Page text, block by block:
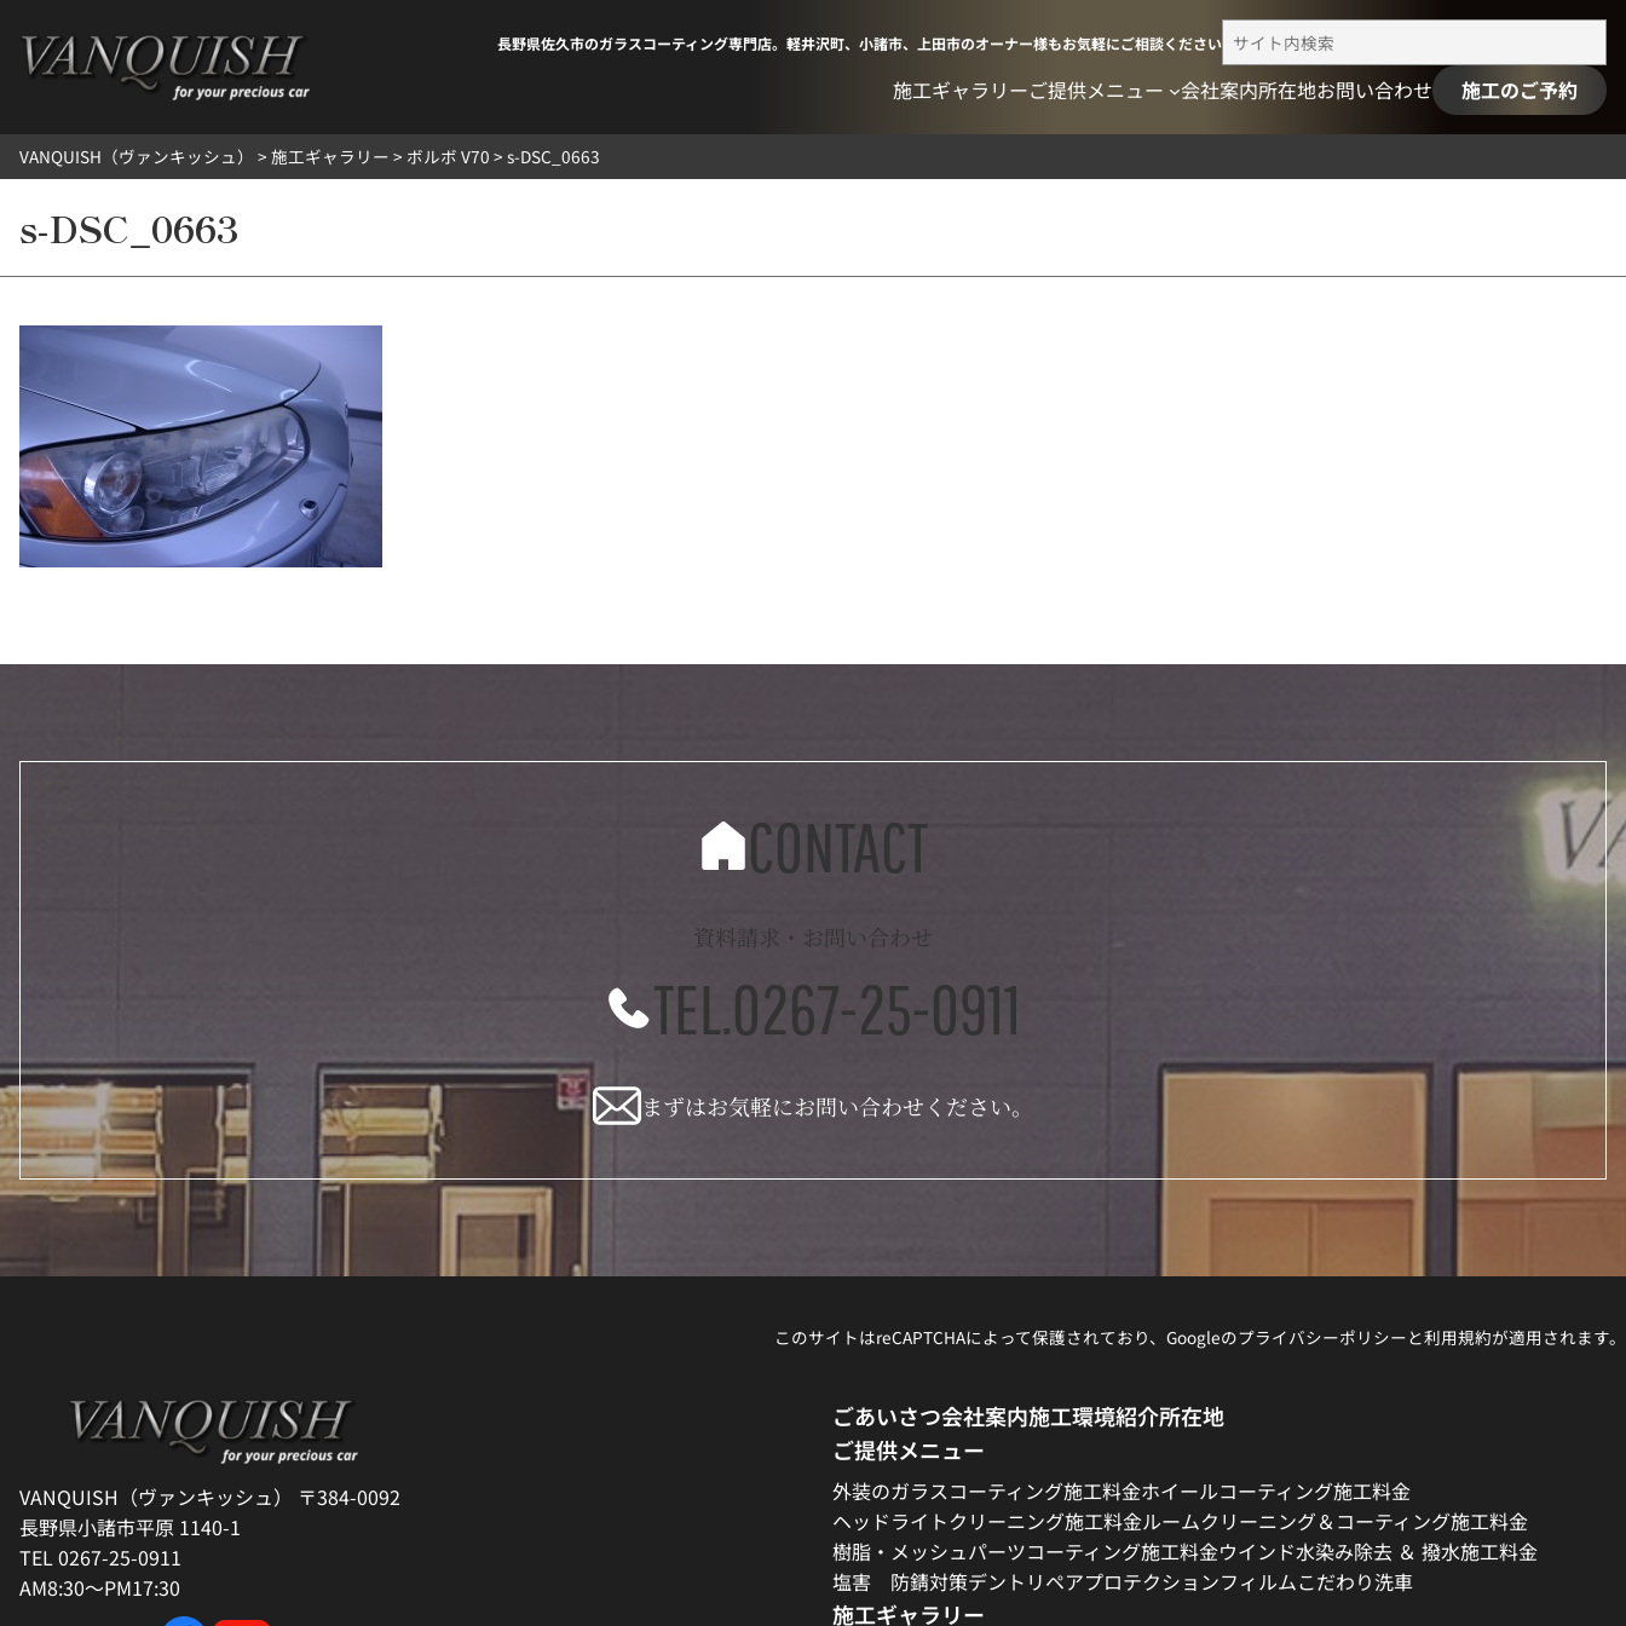
キ
長野県佐久市のガラスコーティング専門店。軽井沢町、小諸市、上田市のオーナー様もお気軽にご相談ください検
索
施工ギャラリーご提供メニュー 会社案内所在地お問い合わせ 施工のご予約
VANQUISH（ヴァンキッシュ） > 施工ギャラリー > ボルボ V70 > s-DSC_0663
s-DSC_0663
CONTACT
資料請求・お問い合わせ
TEL.0267-25-0911
まずはお気軽にお問い合わせください。
このサイトはreCAPTCHAによって保護されており、Googleのプライバシーポリシーと利用規約が適用されます。
VANQUISH（ヴァンキッシュ） 〒384-0092
長野県小諸市平原 1140-1
TEL 0267-25-0911
AM8:30～PM17:30
ごあいさつ会社案内施工環境紹介所在地
ご提供メニュー
外装のガラスコーティング施工料金ホイールコーティング施工料金
ヘッドライトクリーニング施工料金ルームクリーニング＆コーティング施工料金
樹脂・メッシュパーツコーティング施工料金ウインド水染み除去 ＆ 撥水施工料金
塩害 防錆対策デントリペアプロテクションフィルムこだわり洗車
施工ギャラリー